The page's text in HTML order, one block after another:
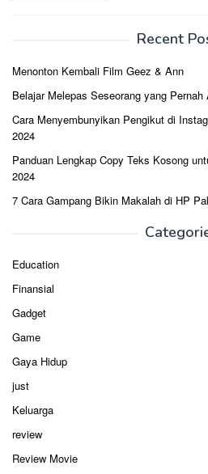
Recent
Menonton Kembali Film Geez & Ann
Belajar Melepas Seseorang yang Pernah
Cara Menyembunyikan Pengikut di
2024
Panduan Lengkap Copy Teks Kosong
2024
7 Cara Gampang Bikin Makalah di HP
Education
Finansial
Gadget
Game
Gaya Hidup
just
Keluarga
review
Review Movie